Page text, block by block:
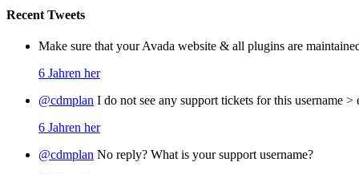
Recent Tweets
Make sure that your Avada website & all plugins are
6 Jahren her
@cdmplan I do not see any support tickets for this username
6 Jahren her
@cdmplan No reply? What is your support username?